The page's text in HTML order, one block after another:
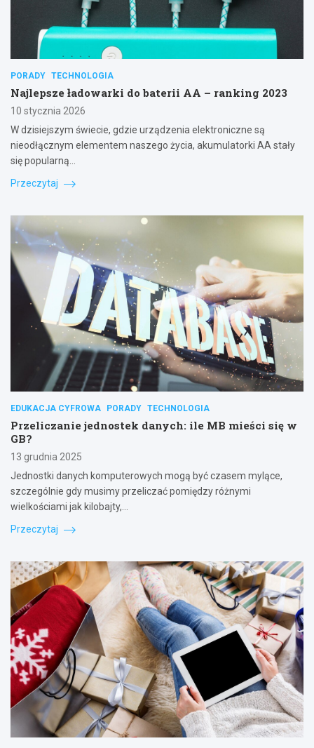
PORADY TECHNOLOGIA
Najlepsze ładowarki do baterii AA – ranking 2023
10 stycznia 2026
W dzisiejszym świecie, gdzie urządzenia elektroniczne są
nieodłącznym elementem naszego życia, akumulatorki AA stały
się popularną…
Przeczytaj
EDUKACJA CYFROWA PORADY TECHNOLOGIA
Przeliczanie jednostek danych: ile MB mieści się w
GB?
13 grudnia 2025
Jednostki danych komputerowych mogą być czasem mylące,
szczególnie gdy musimy przeliczać pomiędzy różnymi
wielkościami jak kilobajty,…
Przeczytaj